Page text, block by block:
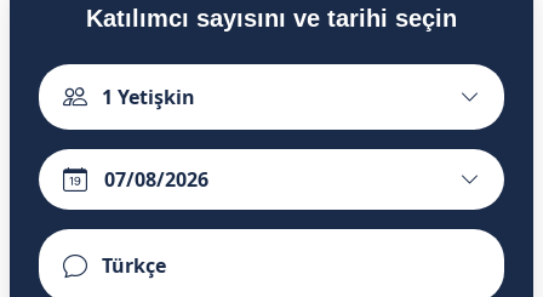
Katılımcı sayısını ve tarihi seçin
1 Yetişkin